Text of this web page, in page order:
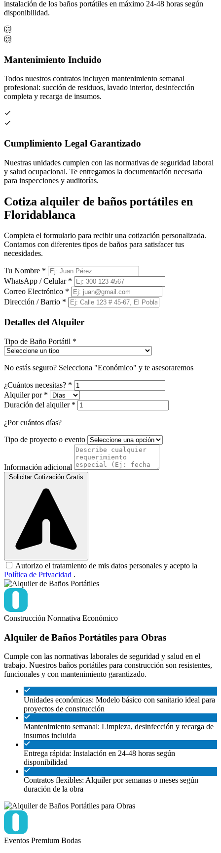
instalación de los baños portátiles en máximo 24-48 horas según
disponibilidad.
Mantenimiento Incluido
Todos nuestros contratos incluyen mantenimiento semanal
profesional: succión de residuos, lavado interior, desinfección
completa y recarga de insumos.
Cumplimiento Legal Garantizado
Nuestras unidades cumplen con las normativas de seguridad laboral
y salud ocupacional. Te entregamos la documentación necesaria
para inspecciones y auditorías.
Cotiza alquiler de baños portátiles en
Floridablanca
Completa el formulario para recibir una cotización personalizada.
Contamos con diferentes tipos de baños para satisfacer tus
necesidades.
Tu Nombre *
WhatsApp / Celular *
Correo Electrónico *
Dirección / Barrio *
Detalles del Alquiler
Tipo de Baño Portátil *
No estás seguro? Selecciona "Económico" y te asesoraremos
¿Cuántos necesitas? *
Alquiler por *
Duración del alquiler *
¿Por cuántos días?
Tipo de proyecto o evento
Información adicional
Solicitar Cotización Gratis
Autorizo el tratamiento de mis datos personales y acepto la
Política de Privacidad .
Construcción Normativa Económico
Alquiler de Baños Portátiles para Obras
Cumple con las normativas laborales de seguridad y salud en el
trabajo. Nuestros baños portátiles para construcción son resistentes,
funcionales y con mantenimiento garantizado.
Unidades económicas: Modelo básico con sanitario ideal para
proyectos de construcción
Mantenimiento semanal: Limpieza, desinfección y recarga de
insumos incluida
Entrega rápida: Instalación en 24-48 horas según
disponibilidad
Contratos flexibles: Alquiler por semanas o meses según
duración de la obra
Eventos Premium Bodas